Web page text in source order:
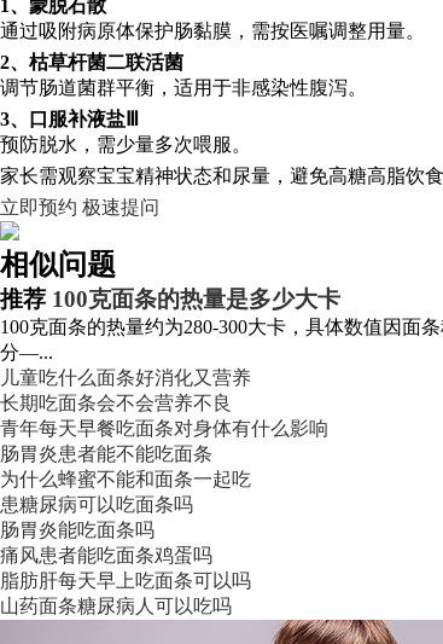
1、蒙脱石散
通过吸附病原体保护肠黏膜，需按医嘱调整用量。
2、枯草杆菌二联活菌
调节肠道菌群平衡，适用于非感染性腹泻。
3、口服补液盐Ⅲ
预防脱水，需少量多次喂服。
家长需观察宝宝精神状态和尿量，避免高糖高脂饮
立即预约 极速提问
相似问题
推荐 100克面条的热量是多少大卡
100克面条的热量约为280-300大卡，具体数值因面
分—...
儿童吃什么面条好消化又营养
长期吃面条会不会营养不良
青年每天早餐吃面条对身体有什么影响
肠胃炎患者能不能吃面条
为什么蜂蜜不能和面条一起吃
患糖尿病可以吃面条吗
肠胃炎能吃面条吗
痛风患者能吃面条鸡蛋吗
脂肪肝每天早上吃面条可以吗
山药面条糖尿病人可以吃吗